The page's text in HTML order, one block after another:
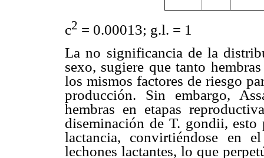
c2 = 0.00013; g.l. = 1
La no significancia de la
sexo, sugiere que tanto
los mismos factores de riesgo
producción. Sin embargo,
hembras en etapas
diseminación de T. gondii,
lactancia, convirtiéndose en
lechones lactantes, lo que